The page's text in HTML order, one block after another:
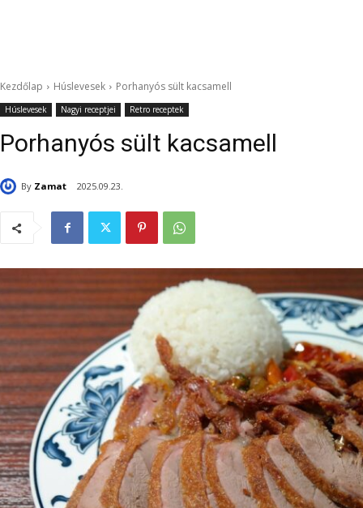
Kezdőlap Húslevesek Porhanyós sült kacsamell
Húslevesek Nagyi receptjei Retro receptek
Porhanyós sült kacsamell
By Zamat 2025.09.23.